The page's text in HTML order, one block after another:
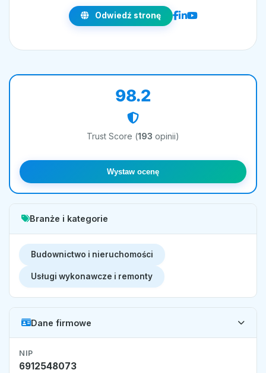
Odwiedź stronę
98.2
Trust Score (193 opinii)
Wystaw ocenę
Branże i kategorie
Budownictwo i nieruchomości
Usługi wykonawcze i remonty
Dane firmowe
NIP
6912548073